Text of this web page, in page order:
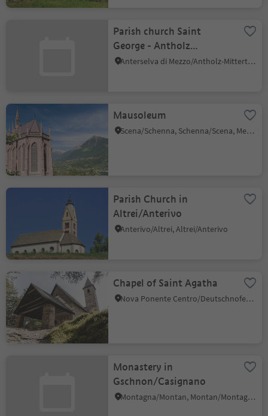
Parish church Saint
George - Antholz
Mittertal
Anterselva di Mezzo/Antholz-Mittertal, Rasen-Antholz/Rasun Anterselva, Dolomites Region Kronplatz/Plan de Corones
Mausoleum
Scena/Schenna, Schenna/Scena, Meran/Merano and environs
Parish Church in
Altrei/Anterivo
Anterivo/Altrei, Altrei/Anterivo
Chapel of Saint Agatha
Nova Ponente Centro/Deutschnofen Dorf, Deutschnofen/Nova Ponente, Dolomites Region Eggental
Monastery in
Gschnon/Casignano
Montagna/Montan, Montan/Montagna, Alto Adige Wine Road